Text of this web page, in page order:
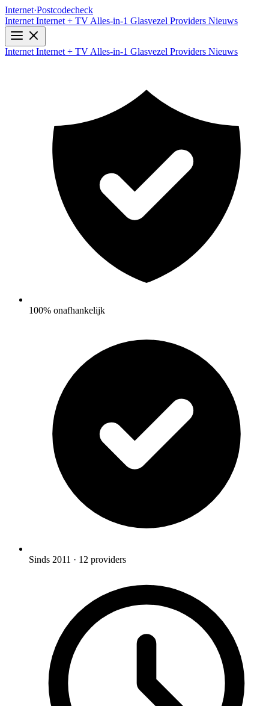
Internet·Postcodecheck
Internet Internet + TV Alles-in-1 Glasvezel Providers Nieuws
Internet Internet + TV Alles-in-1 Glasvezel Providers Nieuws
100% onafhankelijk
Sinds 2011 · 12 providers